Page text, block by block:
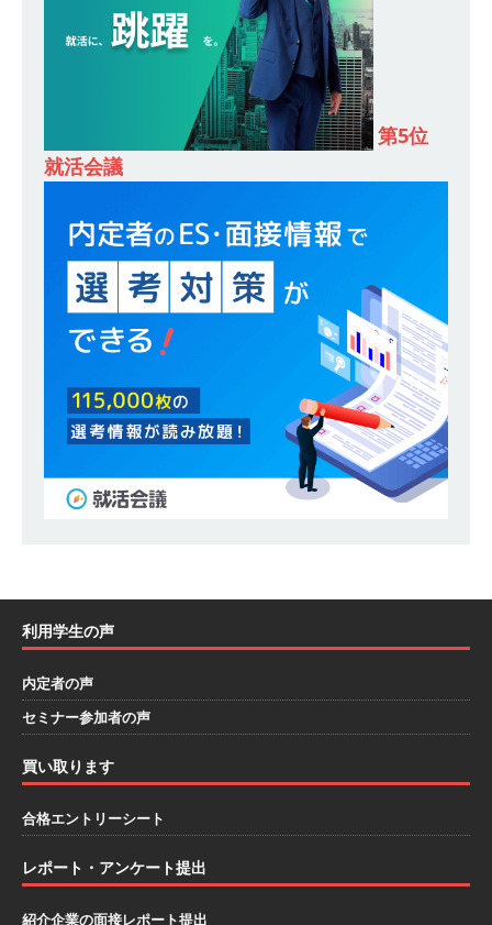
スを提供するベンチャー企業 ｜ 設立から毎年黒
字経営。売上は常に右肩上がり ｜ 未経験から営
業として成長・収入アップが目指せる環境 ｜ オ
イシル
体育会積極採用企業
転勤なし ｜ 文系IT未経験でもOK ｜ 新卒の3年以
内昇進率91％ ｜ IT社会の今まさに求められてい
るベンチャー企業 ｜ 新卒2年目で1,000万円越え
体育会積極採用企業
[ 2026年5月13日 ]
【 28卒 ｜ 仕事の全容を知れ
るオープンカンパニー 】 大林グループ ｜ 全国規
模の重要施設の建設に携わるサブコン ｜ 環境保
全や脱炭素社会の実現にも貢献 ｜ 初任給28万
部を体験できるイベント開催 】香川・大阪勤務
体育会積極採用企業
[ 2026年5月12日 ]
し 】 自動車生産に欠かせない部品を独自のノウ
第5位
就活会議
利用学生の声
内定者の声
セミナー参加者の声
買い取ります
合格エントリーシート
レポート・アンケート提出
紹介企業の面接レポート提出